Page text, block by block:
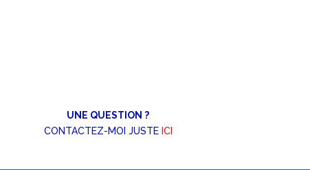
UNE QUESTION ?
CONTACTEZ-MOI JUSTE ICI